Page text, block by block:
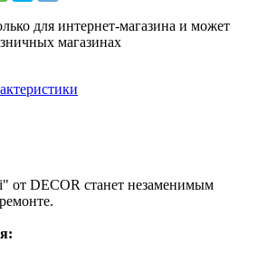
для интернет-магазина и может
магазинах
DECOR станет незаменимым